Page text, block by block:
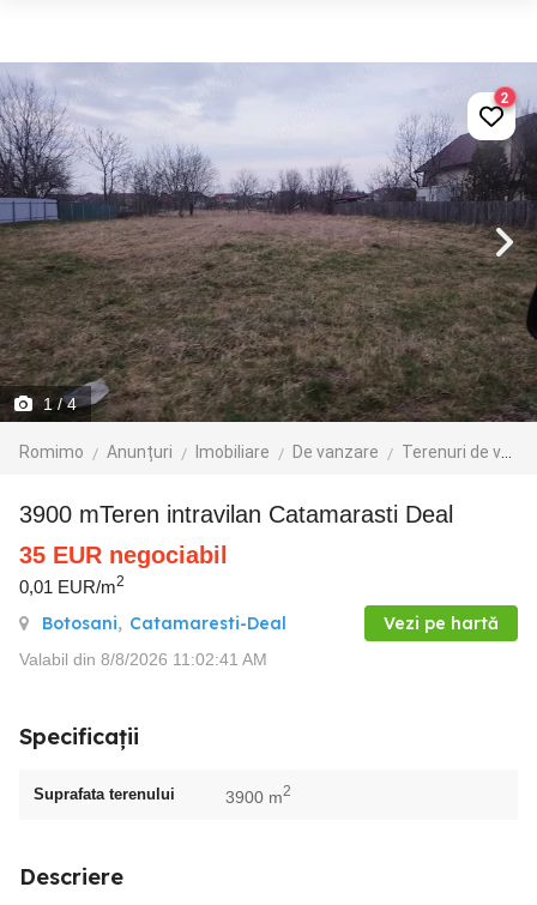
1/ 4
Romimo Anunțuri Imobiliare De vanzare Terenuri de vanzare
2
3900 mTeren intravilan Catamarasti Deal
35 EUR negociabil
0,01 EUR/m2
Botosani, Catamaresti-Deal Vezi pe hartă
Valabil din 8/8/2026 11:02:41 AM
Specificații
Suprafata terenului 3900 m2
Descriere